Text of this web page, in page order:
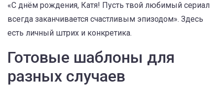
«С днём рождения, Катя! Пусть твой любимый сериал
всегда заканчивается счастливым эпизодом». Здесь
есть личный штрих и конкретика.
Готовые шаблоны для
разных случаев